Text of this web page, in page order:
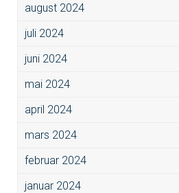
august 2024
juli 2024
juni 2024
mai 2024
april 2024
mars 2024
februar 2024
januar 2024